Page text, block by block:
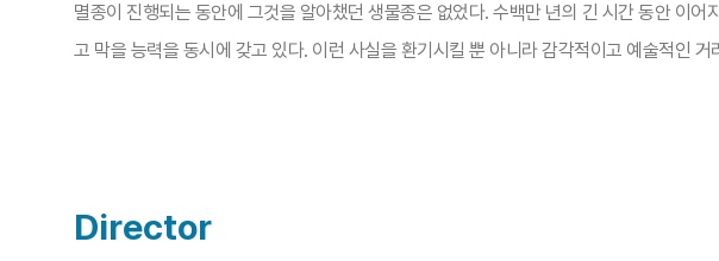
멸종이 진행되는 동안에 그것을 알아챘던 생물종은 없었다. 수백만 년의 긴 시간 동안 이
고 막을 능력을 동시에 갖고 있다. 이런 사실을 환기시킬 뿐 아니라 감각적이고 예술적인
Director